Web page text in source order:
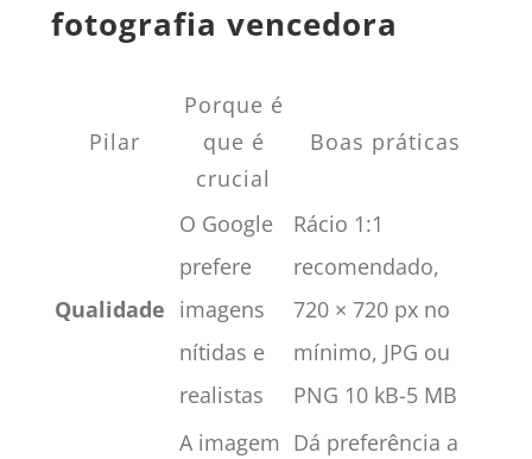
fotografia vencedora
Pilar
Porque é
que é
crucial
Boas práticas
Qualidade
O Google
prefere
imagens
nítidas e
realistas
Rácio 1:1
recomendado,
720 × 720 px no
mínimo, JPG ou
PNG 10 kB-5 MB
A imagem Dá preferência a